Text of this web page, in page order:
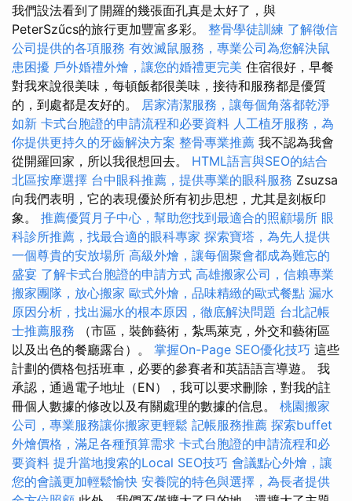
我們設法看到了開羅的幾張面孔真是太好了，與
PeterSzűcs的旅行更加豐富多彩。 整骨學徒訓練 了解徵信
公司提供的各項服務 有效滅鼠服務，專業公司為您解決鼠
患困擾 戶外婚禮外燴，讓您的婚禮更完美 住宿很好，早餐
對我來說很美味，每頓飯都很美味，接待和服務都是優質
的，到處都是友好的。 居家清潔服務，讓每個角落都乾淨
如新 卡式台胞證的申請流程和必要資料 人工植牙服務，為
你提供更持久的牙齒解決方案 整骨專業推薦 我不認為我會
從開羅回家，所以我很想回去。 HTML語言與SEO的結合
北區按摩選擇 台中眼科推薦，提供專業的眼科服務 Zsuzsa
向我們表明，它的表現優於所有初步思想，尤其是刻板印
象。 推薦優質月子中心，幫助您找到最適合的照顧場所 眼
科診所推薦，找最合適的眼科專家 探索寶塔，為先人提供
一個尊貴的安放場所 高級外燴，讓每個聚會都成為難忘的
盛宴 了解卡式台胞證的申請方式 高雄搬家公司，信賴專業
搬家團隊，放心搬家 歐式外燴，品味精緻的歐式餐點 漏水
原因分析，找出漏水的根本原因，徹底解決問題 台北記帳
士推薦服務 （市區，裝飾藝術，紮馬萊克，外交和藝術區
以及出色的餐廳露台）。 掌握On-Page SEO優化技巧 這些
計劃的價格包括班車，必要的參賽者和英語語言導遊。 我
承認，通過電子地址（EN），我可以要求刪除，對我的註
冊個人數據的修改以及有關處理的數據的信息。 桃園搬家
公司，專業服務讓你搬家更輕鬆 記帳服務推薦 探索buffet
外燴價格，滿足各種預算需求 卡式台胞證的申請流程和必
要資料 提升當地搜索的Local SEO技巧 會議點心外燴，讓
您的會議更加輕鬆愉快 安養院的特色與選擇，為長者提供